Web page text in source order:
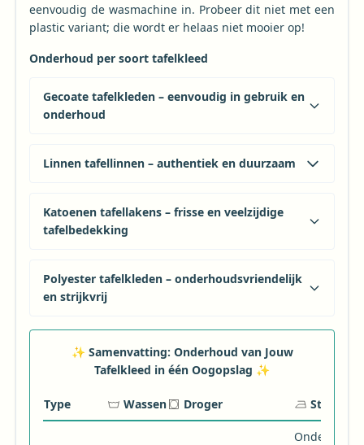
eenvoudig de wasmachine in. Probeer dit niet met een
plastic variant; die wordt er helaas niet mooier op!
Onderhoud per soort tafelkleed
Gecoate tafelkleden – eenvoudig in gebruik en
onderhoud
Linnen tafellinnen – authentiek en duurzaam
Katoenen tafellakens – frisse en veelzijdige
tafelbedekking
Polyester tafelkleden – onderhoudsvriendelijk
en strijkvrij
✨ Samenvatting: Onderhoud van Jouw
Tafelkleed in één Oogopslag ✨
Type Wassen Droger Strijken
Onderzijde